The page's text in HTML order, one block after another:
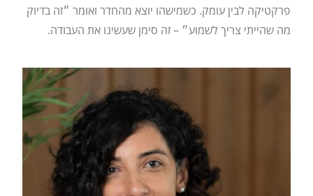
פרקטיקה לבין עומק. כשמישהו יוצא מהחדר ואומר ״זה בדיוק
מה שהייתי צריך לשמוע״ – זה סימן שעשינו את העבודה.